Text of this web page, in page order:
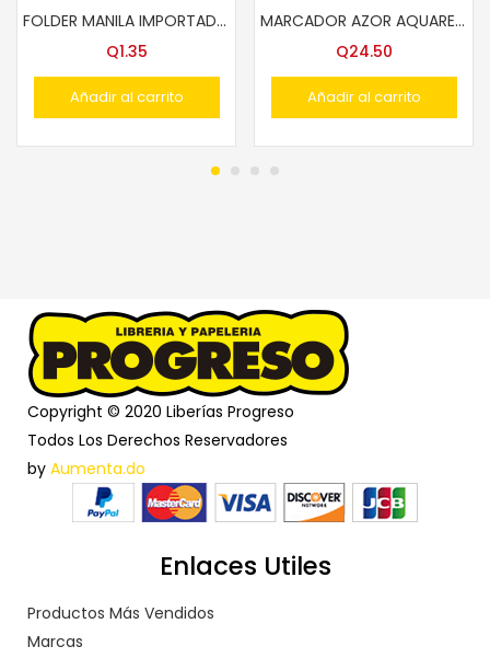
FOLDER MANILA IMPORTADO OFICIO
Q1.35
Añadir al carrito
MARCADOR AZOR AQUARELO GLASS XL P/VIDRIO COLORES
Q24.50
Añadir al carrito
Copyright © 2020 Liberías Progreso
Todos Los Derechos Reservadores
by Aumenta.do
Enlaces Utiles
Productos Más Vendidos
Marcas